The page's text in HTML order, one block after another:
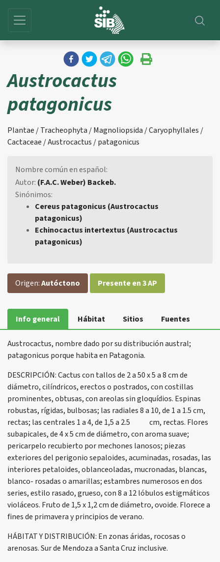
Austrocactus
patagonicus
Plantae / Tracheophyta / Magnoliopsida / Caryophyllales /
Cactaceae / Austrocactus / patagonicus
Nombre común en español:
Autor: (F.A.C. Weber) Backeb.
Sinónimos:
Cereus patagonicus (Austrocactus
patagonicus)
Echinocactus intertextus (Austrocactus
patagonicus)
Origen:Autóctono Presente en 3 AP
Info general Hábitat Sitios Fuentes
Austrocactus, nombre dado por su distribución austral;
patagonicus porque habita en Patagonia.
DESCRIPCIÓN: Cactus con tallos de 2 a 50 x 5 a 8 cm de
diámetro, cilíndricos, erectos o postrados, con costillas
prominentes, obtusas, con areolas sin gloquídios. Espinas
robustas, rígidas, bulbosas; las radiales 8 a 10, de 1 a 1.5 cm,
rectas; las centrales 1 a 4, de 1,5 a 2.5 cm, rectas. Flores
subapicales, de 4 x 5 cm de diámetro, con aroma suave;
pericarpelo recubierto por mechones lanosos; piezas
exteriores del perigonio sepaloides, acuminadas, rosadas, las
interiores petaloides, oblanceoladas, mucronadas, blancas,
blanco- rosadas o amarillas; estambres numerosos en dos
series, estilo rasado, grueso, con 8 a 12 lóbulos estigmáticos
violáceos. Fruto de 1,5 x 1,2 cm de diámetro, ovoide. Florece a
fines de primavera y principios de verano.
HÁBITAT Y DISTRIBUCIÓN: En zonas áridas, rocosas o
arenosas. Sur de Mendoza a Santa Cruz inclusive.